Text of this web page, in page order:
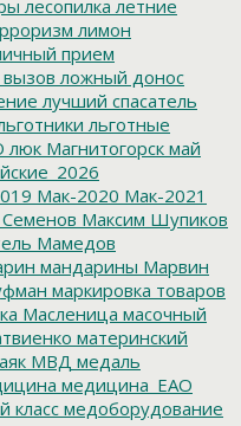
лесопилка летние
лимон
прием
ложный донос
лучший спасатель
льготные
люк Магнитогорск май
Мак-2020 Мак-2021
Максим Шупиков
Мамедов
мандарины Марвин
маркировка товаров
Масленица масочный
материнский
МВД медаль
медицина_ЕАО
класс медоборудование